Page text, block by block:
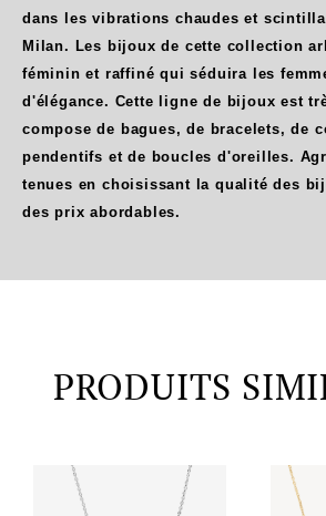
dans les vibrations chaudes et
Milan. Les bijoux de cette collection
féminin et raffiné qui séduira les
d'élégance. Cette ligne de bijoux est
compose de bagues, de bracelets, de
pendentifs et de boucles d'oreilles.
tenues en choisissant la qualité des
des prix abordables.
PRODUITS